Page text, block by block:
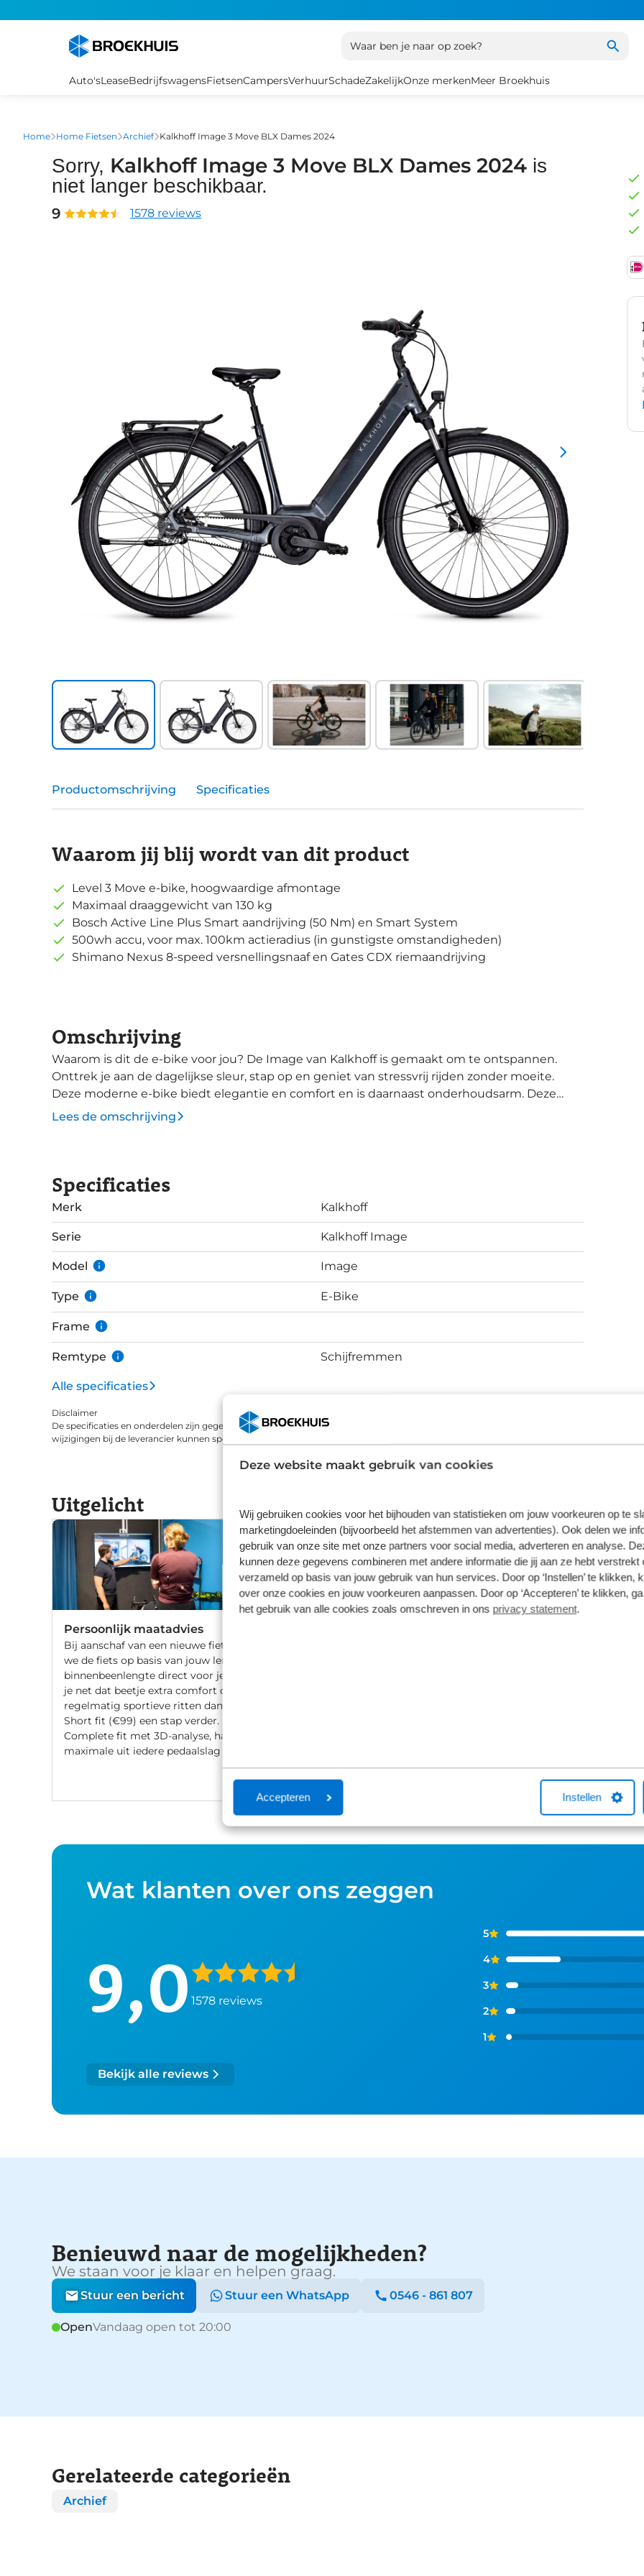
Deze website maakt gebruik van cookies
Wij gebruiken cookies voor het bijhouden van statistieken om jouw voorkeuren op te
marketingdoeleinden (bijvoorbeeld het afstemmen van advertenties). Ook delen we
gebruik van onze site met onze partners voor social media, adverteren en analyse.
kunnen deze gegevens combineren met andere informatie die jij aan ze hebt verstrekt
verzameld op basis van jouw gebruik van hun services. Door op ‘Instellen’ te klikken,
over onze cookies en jouw voorkeuren aanpassen. Door op ‘Accepteren’ te klikken,
het gebruik van alle cookies zoals omschreven in ons privacy statement.
Accepteren Instellen
Waar ben je naar op zoek?
Auto'sLeaseBedrijfswagensFietsenCampersVerhuurSchadeZakelijkOnze merkenMeer Broekhuis
Home Home Fietsen Archief Kalkhoff Image 3 Move BLX Dames 2024
Sorry, Kalkhoff Image 3 Move BLX Dames 2024 is
niet langer beschikbaar.
9 1578 reviews
Productomschrijving Specificaties
Waarom jij blij wordt van dit product
Level 3 Move e-bike, hoogwaardige afmontage
Maximaal draaggewicht van 130 kg
Bosch Active Line Plus Smart aandrijving (50 Nm) en Smart System
500wh accu, voor max. 100km actieradius (in gunstigste omstandigheden)
Shimano Nexus 8-speed versnellingsnaaf en Gates CDX riemaandrijving
Omschrijving
Waarom is dit de e-bike voor jou? De Image van Kalkhoff is gemaakt om te ontspannen.
Onttrek je aan de dagelijkse sleur, stap op en geniet van stressvrij rijden zonder moeite.
Deze moderne e-bike biedt elegantie en comfort en is daarnaast onderhoudsarm. Deze
Level 3 Move uitvoering heeft een hoogwaardige uitrusting voor optimaal fietsgemak. Het
bevat onder meer een krachtige Bosch Active Line Plus Smart motor, met 500Wh accu en
aandrijving met een oersterke en onderhoudsvriendelijke Gates CDX riem zal je vele
kilometers zorgeloos fietsplezier leveren. Iedere Image heeft stevige en brede Schwalbe
banden, een verende voorvork en verende zadelpen voor maximaal comfort.
Lees de omschrijving
Specificaties
Merk Kalkhoff
Serie Kalkhoff Image
Model Image
Type E-Bike
Frame
Remtype Schijfremmen
Alle specificaties
Disclaimer
De specificaties en onderdelen zijn gegeven op basis van aanlevering van de leverancier. Op basis van beschikbaarheid of
wijzigingen bij de leverancier kunnen specificaties afwijken.
Uitgelicht
Persoonlijk maatadvies
Bij aanschaf van een nieuwe fiets stellen
we de fiets op basis van jouw lengte en
binnenbeenlengte direct voor je af. Wil
je net dat beetje extra comfort of fiets je
regelmatig sportieve ritten dan gaat de
Short fit (€99) een stap verder. Met een
Complete fit met 3D-analyse, haal je het
maximale uit iedere pedaalslag (€249).
De Smart
Meerdere
eBike FLow-
Wat klanten over ons zeggen
9,0 1578 reviews
5
4
3
2
1
Bekijk alle reviews
Benieuwd naar de mogelijkheden?
We staan voor je klaar en helpen graag.
Stuur een bericht Stuur een WhatsApp 0546 - 861 807
OpenVandaag open tot 20:00
Gerelateerde categorieën
Archief